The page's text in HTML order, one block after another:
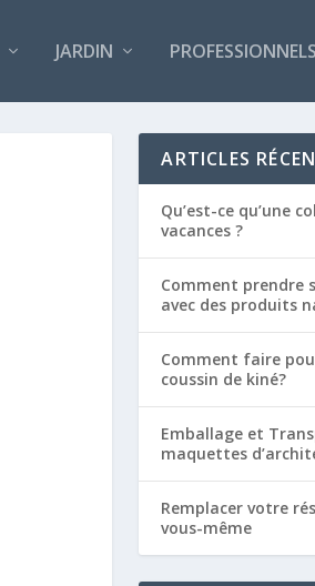
JARDIN PROFESSIONNELS
ARTICLES
Qu’est-ce qu’une
vacances ?
Comment prendre
avec des produits
Comment faire
coussin de kiné?
Emballage et
maquettes
Remplacer votre
vous-même